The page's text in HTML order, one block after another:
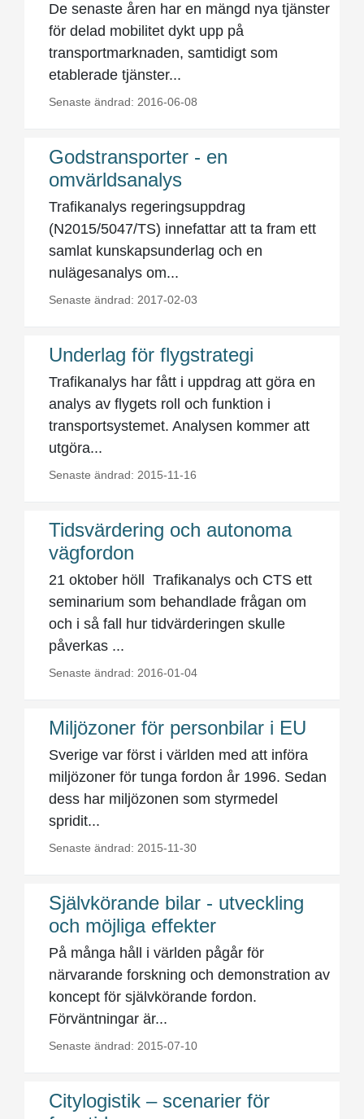
De senaste åren har en mängd nya tjänster
för delad mobilitet dykt upp på
transportmarknaden, samtidigt som
etablerade tjänster...
Senaste ändrad: 2016-06-08
Godstransporter - en
omvärldsanalys
Trafikanalys regeringsuppdrag
(N2015/5047/TS) innefattar att ta fram ett
samlat kunskapsunderlag och en
nulägesanalys om...
Senaste ändrad: 2017-02-03
Underlag för flygstrategi
Trafikanalys har fått i uppdrag att göra en
analys av flygets roll och funktion i
transportsystemet. Analysen kommer att
utgöra...
Senaste ändrad: 2015-11-16
Tidsvärdering och autonoma
vägfordon
21 oktober höll Trafikanalys och CTS ett
seminarium som behandlade frågan om
och i så fall hur tidvärderingen skulle
påverkas ...
Senaste ändrad: 2016-01-04
Miljözoner för personbilar i EU
Sverige var först i världen med att införa
miljözoner för tunga fordon år 1996. Sedan
dess har miljözonen som styrmedel
spridit...
Senaste ändrad: 2015-11-30
Självkörande bilar - utveckling
och möjliga effekter
På många håll i världen pågår för
närvarande forskning och demonstration av
koncept för självkörande fordon.
Förväntningar är...
Senaste ändrad: 2015-07-10
Citylogistik – scenarier för